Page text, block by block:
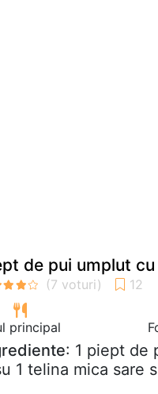
de pui umplut
principal
: 1 piept de
1 telina mica sare